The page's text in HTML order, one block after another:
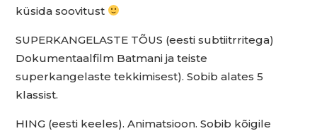
küsida soovitust
SUPERKANGELASTE TÕUS (eesti subtiitrritega)
Dokumentaalfilm Batmani ja teiste
superkangelaste tekkimisest). Sobib alates 5
klassist.
HING (eesti keeles). Animatsioon. Sobib kõigile